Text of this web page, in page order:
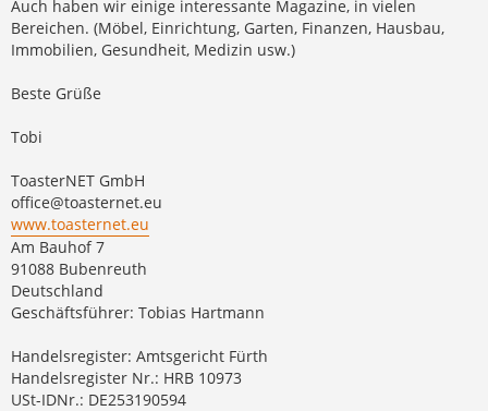
Auch haben wir einige interessante Magazine, in vielen
Bereichen. (Möbel, Einrichtung, Garten, Finanzen, Hausbau,
Immobilien, Gesundheit, Medizin usw.)
Beste Grüße
Tobi
ToasterNET GmbH
office@toasternet.eu
www.toasternet.eu
Am Bauhof 7
91088 Bubenreuth
Deutschland
Geschäftsführer: Tobias Hartmann
Handelsregister: Amtsgericht Fürth
Handelsregister Nr.: HRB 10973
USt-IDNr.: DE253190594